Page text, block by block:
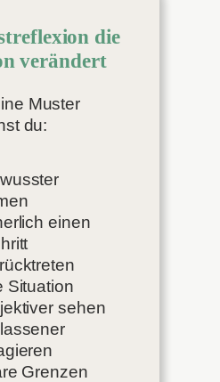
die
verändert
Muster
du:
einen
Situation
sehen
Grenzen